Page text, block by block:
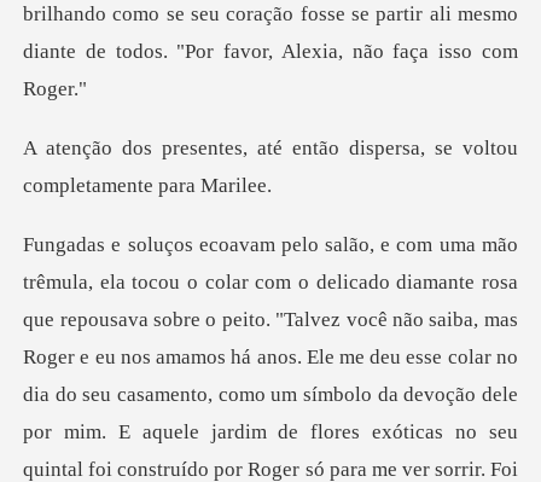
hando como se seu coração fosse se partir ali mesmo
dian
é então dispersa, se voltou
s há anos. Ele me deu esse colar no
dia do seu casamento, como um símbolo da devoção dele
por mim. E aquele jardim de flores exóticas no seu
quintal foi construído por Roger só para me v